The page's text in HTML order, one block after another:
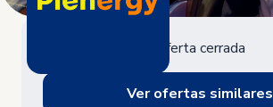
Oferta cerrada
Ver ofertas similares